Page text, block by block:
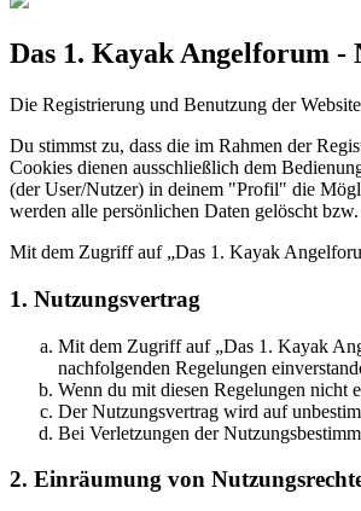
Das 1. Kayak Angelforum -
Die Registrierung und Benutzung der
Du stimmst zu, dass die im Rahmen der
Cookies dienen ausschließlich dem
(der User/Nutzer) in deinem "Profil" die
werden alle persönlichen Daten gelöscht
Mit dem Zugriff auf „Das 1. Kayak
1. Nutzungsvertrag
Mit dem Zugriff auf „Das 1. Kayak
nachfolgenden Regelungen
Wenn du mit diesen Regelungen nicht
Der Nutzungsvertrag wird auf
Bei Verletzungen der
2. Einräumung von